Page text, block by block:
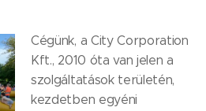
Cégünk, a City Corporation
Kft., 2010 óta van jelen a
szolgáltatások területén,
kezdetben egyéni